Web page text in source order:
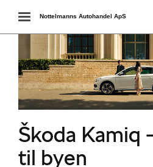
Toggle
navigation
Nottelmanns Autohandel ApS
Škoda Kamiq
til byen